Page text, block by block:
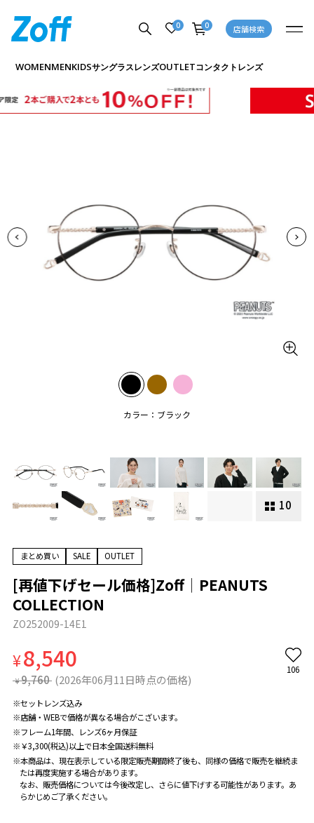
0 0 店舗検索
WOMENMENKIDSサングラスレンズOUTLETコンタクトレンズ
カラー：ブラック
10
商品詳細ページへ
まとめ買い SALE OUTLET
[再値下げセール価格]Zoff│PEANUTS
COLLECTION
ZO252009-14E1
¥8,540
¥ 9,760 (2026年06月11日時点の価格)
106
※セットレンズ込み
※店舗・WEBで価格が異なる場合がこざいます。
※フレーム1年間、レンズ6ヶ月保証
※￥3,300(税込)以上で日本全国送料無料
※本商品は、現在表示している限定販売期間終了後も、同様の価格で販売を継続ま
たは再度実施する場合があります。
なお、販売価格については今後改定し、さらに値下げする可能性があります。あ
らかじめご了承ください。